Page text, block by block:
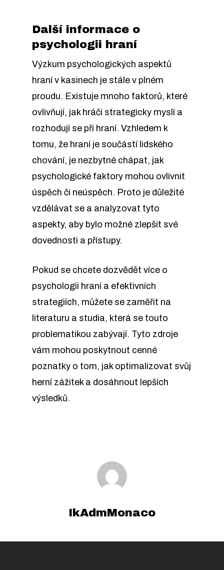
Další informace o
psychologii hraní
Výzkum psychologických aspektů
hraní v kasinech je stále v plném
proudu. Existuje mnoho faktorů, které
ovlivňují, jak hráči strategicky myslí a
rozhodují se při hraní. Vzhledem k
tomu, že hraní je součástí lidského
chování, je nezbytné chápat, jak
psychologické faktory mohou ovlivnit
úspěch či neúspěch. Proto je důležité
vzdělávat se a analyzovat tyto
aspekty, aby bylo možné zlepšit své
dovednosti a přístupy.
Pokud se chcete dozvědět více o
psychologii hraní a efektivních
strategiích, můžete se zaměřit na
literaturu a studia, která se touto
problematikou zabývají. Tyto zdroje
vám mohou poskytnout cenné
poznatky o tom, jak optimalizovat svůj
herní zážitek a dosáhnout lepších
výsledků.
IkAdmMonaco